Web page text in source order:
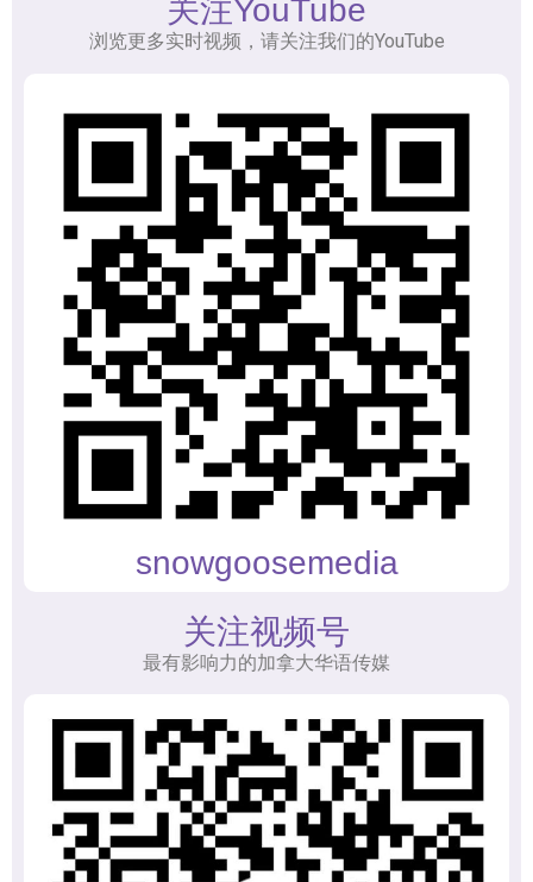
关注YouTube
浏览更多实时视频，请关注我们的YouTube
snowgoosemedia
关注视频号
最有影响力的加拿大华语传媒